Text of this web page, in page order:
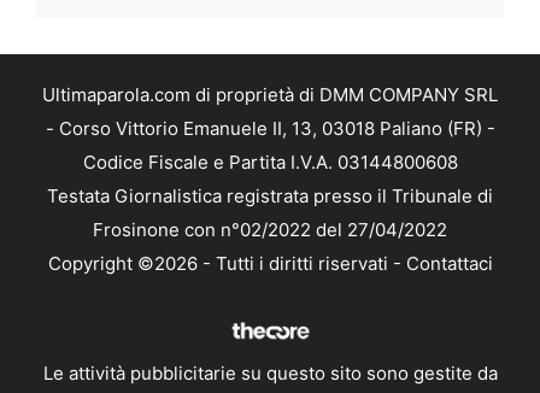
Ultimaparola.com di proprietà di DMM COMPANY SRL
- Corso Vittorio Emanuele II, 13, 03018 Paliano (FR) -
Codice Fiscale e Partita I.V.A. 03144800608
Testata Giornalistica registrata presso il Tribunale di
Frosinone con n°02/2022 del 27/04/2022
Copyright ©2026 - Tutti i diritti riservati - Contattaci
Le attività pubblicitarie su questo sito sono gestite da